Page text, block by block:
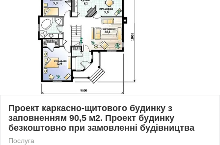
Проект каркасно-щитового будинку з
заповненням 90,5 м2. Проект будинку
безкоштовно при замовленні будівництва
Послуга